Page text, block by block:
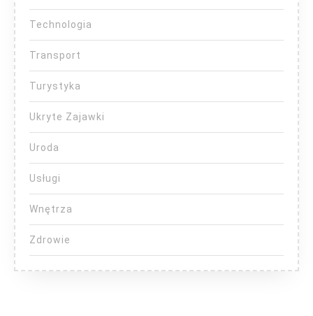
Technologia
Transport
Turystyka
Ukryte Zajawki
Uroda
Usługi
Wnętrza
Zdrowie